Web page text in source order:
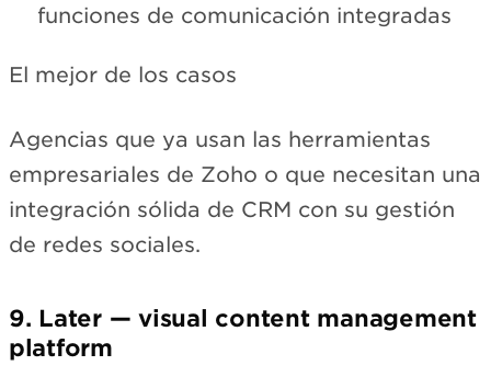
funciones de comunicación integradas
El mejor de los casos
Agencias que ya usan las herramientas
empresariales de Zoho o que necesitan una
integración sólida de CRM con su gestión
de redes sociales.
9. Later — visual content management
platform